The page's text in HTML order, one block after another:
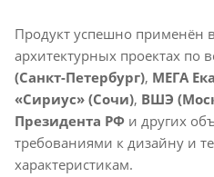
Продукт успешно применён
архитектурных проектах по
(Санкт-Петербург), МЕГА
«Сириус» (Сочи), ВШЭ
Президента РФ и других
требованиями к дизайну и
характеристикам.